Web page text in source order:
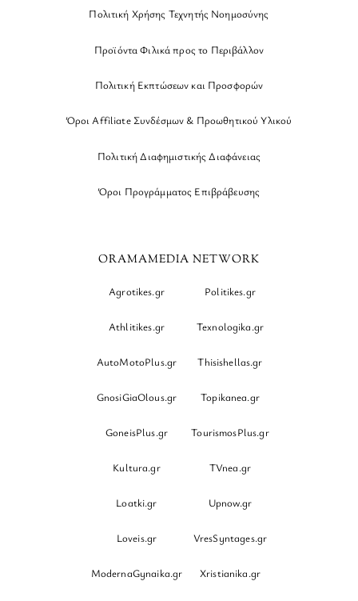
Πολιτική Χρήσης Τεχνητής Νοημοσύνης
Προϊόντα Φιλικά προς το Περιβάλλον
Πολιτική Εκπτώσεων και Προσφορών
Όροι Affiliate Συνδέσμων & Προωθητικού Υλικού
Πολιτική Διαφημιστικής Διαφάνειας
Όροι Προγράμματος Επιβράβευσης
ORAMAMEDIA NETWORK
Agrotikes.gr Politikes.gr
Athlitikes.gr Texnologika.gr
AutoMotoPlus.gr Thisishellas.gr
GnosiGiaOlous.gr Topikanea.gr
GoneisPlus.gr TourismosPlus.gr
Kultura.gr TVnea.gr
Loatki.gr Upnow.gr
Loveis.gr VresSyntages.gr
ModernaGynaika.gr Xristianika.gr